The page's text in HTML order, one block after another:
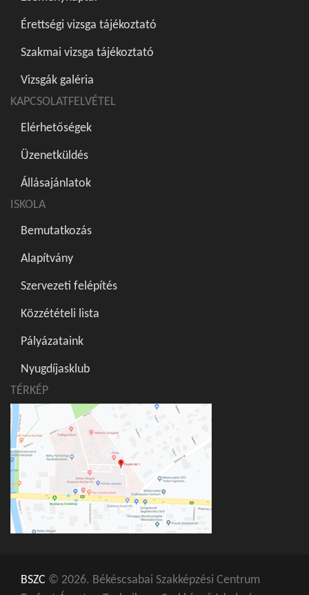
Érettségi vizsga tájékoztató
Szakmai vizsga tájékoztató
Vizsgák galéria
KAPCSOLATFELVÉTEL
Elérhetőségek
Üzenetküldés
Állásajánlatok
ISKOLA
Bemutatkozás
Alapítvány
Szervezeti felépítés
Közzétételi lista
Pályázataink
Nyugdíjasklub
TÉRKÉP
BSZC © 2026. Békéscsabai Szakképzési Centrum